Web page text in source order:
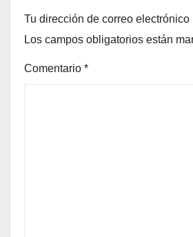
Tu dirección de correo
Los campos obligatorios están
Comentario *